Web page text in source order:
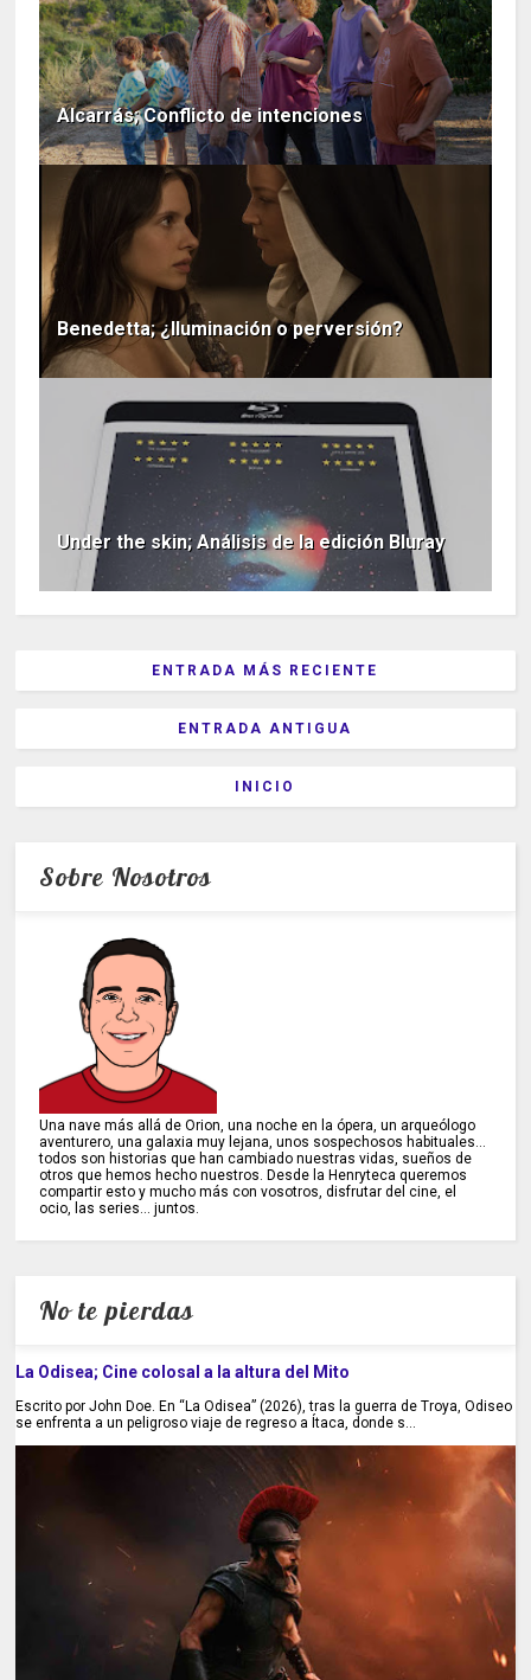
Alcarrás; Conflicto de intenciones
Benedetta; ¿Iluminación o perversión?
Under the skin; Análisis de la edición Bluray
ENTRADA MÁS RECIENTE
ENTRADA ANTIGUA
INICIO
Sobre Nosotros
Una nave más allá de Orion, una noche en la ópera, un arqueólogo
aventurero, una galaxia muy lejana, unos sospechosos habituales...
todos son historias que han cambiado nuestras vidas, sueños de
otros que hemos hecho nuestros. Desde la Henryteca queremos
compartir esto y mucho más con vosotros, disfrutar del cine, el
ocio, las series... juntos.
No te pierdas
La Odisea; Cine colosal a la altura del Mito
Escrito por John Doe. En “La Odisea” (2026), tras la guerra de Troya, Odiseo
se enfrenta a un peligroso viaje de regreso a Ítaca, donde s...